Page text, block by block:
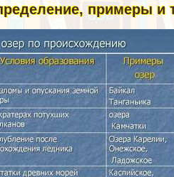
примеры и